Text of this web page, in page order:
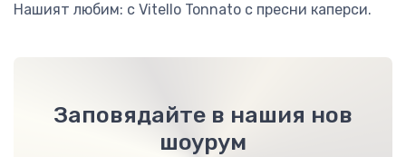
Нашият любим: с Vitello Tonnato с пресни каперси.
Заповядайте в нашия нов
шоурум